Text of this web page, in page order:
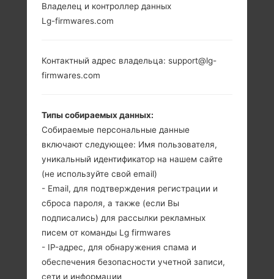
СЕРИИ LG HELIX
1.04 in
(Secondary)
176 x 220 пикселей
(Primary), 64 x 96
пикселей
(Secondary)
85.9 грамм (3.03
Владелец и контроллер данных
Lg-firmwares.com
Контактный адрес владельца: support@lg-
firmwares.com
Типы собираемых данных:
Собираемые персональные данные
включают следующее: Имя пользователя,
уникальный идентификатор на нашем сайте
(не используйте свой email)
- Email, для подтверждения регистрации и
сброса пароля, а также (если Вы
подписались) для рассылки рекламных
писем от команды Lg firmwares
- IP-адрес, для обнаружения спама и
обеспечения безопасности учетной записи,
сети и информации